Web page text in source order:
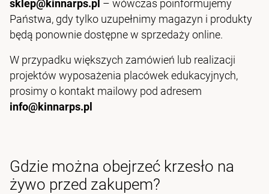
sklep@kinnarps.pl – wówczas poinformujemy
Państwa, gdy tylko uzupełnimy magazyn i produkty
będą ponownie dostępne w sprzedaży online.
W przypadku większych zamówień lub realizacji
projektów wyposażenia placówek edukacyjnych,
prosimy o kontakt mailowy pod adresem
info@kinnarps.pl
Gdzie można obejrzeć krzesło na
żywo przed zakupem?